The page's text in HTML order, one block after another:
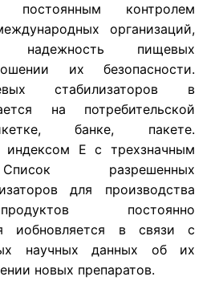
постоянным контролем
организаций,
надежность пищевых
их безопасности.
стабилизаторов в
на потребительской
банке, пакете.
индексом Е с трехзначным
разрешенных
для производства
постоянно
иобновляется в связи с
научных данных об их
новых препаратов.